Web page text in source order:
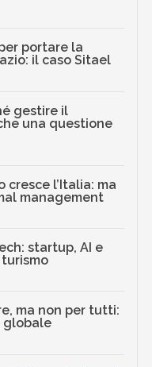
portare la
il caso Sitael
gestire il
una questione
cresce l’Italia: ma
management
startup, AI e
ma non per tutti:
globale